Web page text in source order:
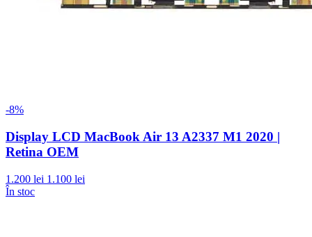
-8%
Display LCD MacBook Air 13 A2337 M1 2020 |
Retina OEM
1.200 lei 1.100 lei
În stoc